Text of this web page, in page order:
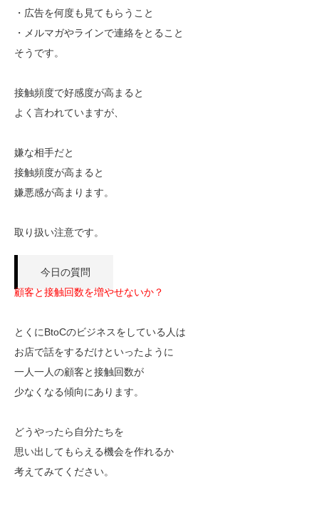
・広告を何度も見てもらうこと
・メルマガやラインで連絡をとること
そうです。
接触頻度で好感度が高まると
よく言われていますが、
嫌な相手だと
接触頻度が高まると
嫌悪感が高まります。
取り扱い注意です。
今日の質問
顧客と接触回数を増やせないか？
とくにBtoCのビジネスをしている人は
お店で話をするだけといったように
一人一人の顧客と接触回数が
少なくなる傾向にあります。
どうやったら自分たちを
思い出してもらえる機会を作れるか
考えてみてください。